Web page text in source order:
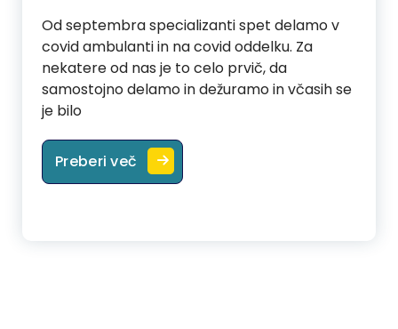
Od septembra specializanti spet delamo v
covid ambulanti in na covid oddelku. Za
nekatere od nas je to celo prvič, da
samostojno delamo in dežuramo in včasih se
je bilo
Preberi več Bivša študentka Ema, sedaj